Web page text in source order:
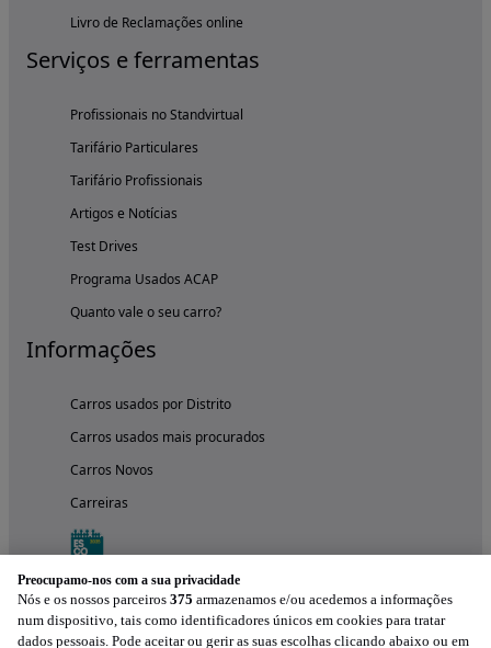
Livro de Reclamações online
Serviços e ferramentas
Profissionais no Standvirtual
Tarifário Particulares
Tarifário Profissionais
Artigos e Notícias
Test Drives
Programa Usados ACAP
Quanto vale o seu carro?
Informações
Carros usados por Distrito
Carros usados mais procurados
Carros Novos
Carreiras
Preocupamo-nos com a sua privacidade
Nós e os nossos parceiros 375 armazenamos e/ou acedemos a informações
num dispositivo, tais como identificadores únicos em cookies para tratar
dados pessoais. Pode aceitar ou gerir as suas escolhas clicando abaixo ou em